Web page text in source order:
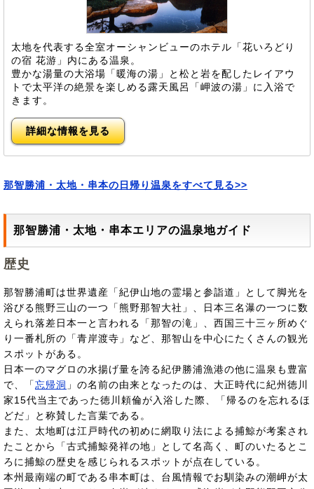
太地を代表する全室オーシャンビューのホテル「花いろどり
の宿 花游」内にある温泉。
豊かな湯量の大浴場「暖海の湯」と松と岩を配したレイアウ
トで太平洋の絶景を楽しめる露天風呂「岬波の湯」に入浴で
きます。
詳細な情報を見る
那智勝浦・太地・串本の日帰り温泉をすべて見る>>
那智勝浦・太地・串本エリアの温泉地ガイド
歴史
那智勝浦町は世界遺産「紀伊山地の霊場と参詣道」として脚光を
浴びる熊野三山の一つ「熊野那智大社」、日本三名瀑の一つに数
えられ落差日本一と言われる「那智の滝」、西国三十三ヶ所めぐ
り一番札所の「青岸渡寺」など、那智山を中心にたくさんの観光
スポットがある。
日本一のマグロの水揚げ量を誇る紀伊勝浦漁港の他に温泉も豊富
で、「忘帰洞 」の名前の由来となったのは、大正時代に紀州徳川
家15代当主であった徳川頼倫が入浴した際、「帰るのを忘れるほ
どだ」と称賛した言葉である。
また、太地町は江戸時代の初めに網取り法による捕鯨が考案され
たことから「古式捕鯨発祥の地」として名高く、町のいたるとこ
ろに捕鯨の歴史を感じられるスポットが点在している。
本州最南端の町である串本町は、台風情報でお馴染みの潮岬が太